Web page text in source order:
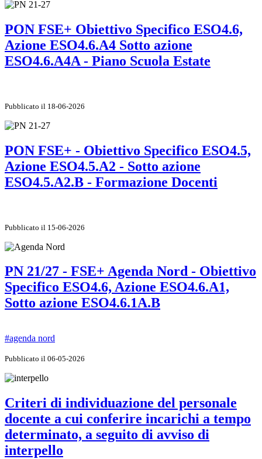
PON FSE+ Obiettivo Specifico ESO4.6,
Azione ESO4.6.A4 Sotto azione
ESO4.6.A4A - Piano Scuola Estate
Pubblicato il 18-06-2026
PON FSE+ - Obiettivo Specifico ESO4.5,
Azione ESO4.5.A2 - Sotto azione
ESO4.5.A2.B - Formazione Docenti
Pubblicato il 15-06-2026
PN 21/27 - FSE+ Agenda Nord - Obiettivo
Specifico ESO4.6, Azione ESO4.6.A1,
Sotto azione ESO4.6.1A.B
#agenda nord
Pubblicato il 06-05-2026
Criteri di individuazione del personale
docente a cui conferire incarichi a tempo
determinato, a seguito di avviso di
interpello